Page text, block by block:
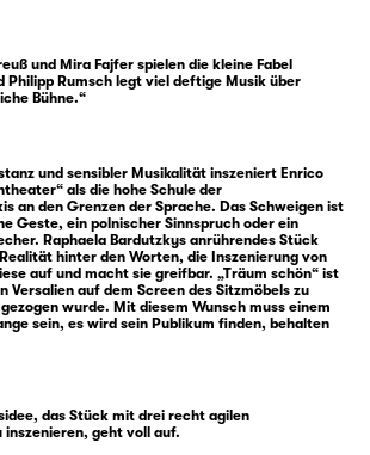
sich sonst keiner kümmern
in den großen Städten
„Uważaj na siebie. Tu na
es im Bus, als Piotra
Häuschen aussteigt.
dreier so
Figuren als neue Familie
Raphaela Bardutzky: Bei
begegnen sich Heimat und
und Großstadt,
Sprachen und ähnliche
Und nicht immer verlaufen die
es zu ahnen vermeint.
und Mira Fajfer spielen die kleine Fabel
Philipp Rumsch legt viel deftige Musik über
Bühne.“
und sensibler Musikalität inszeniert Enrico
als die hohe Schule der
an den Grenzen der Sprache. Das Schweigen ist
Geste, ein polnischer Sinnspruch oder ein
Raphaela Bardutzkys anrührendes Stück
hinter den Worten, die Inszenierung von
auf und macht sie greifbar. „Träum schön“ ist
Versalien auf dem Screen des Sitzmöbels zu
wurde. Mit diesem Wunsch muss einem
sein, es wird sein Publikum finden, behalten
das Stück mit drei recht agilen
inszenieren, geht voll auf.